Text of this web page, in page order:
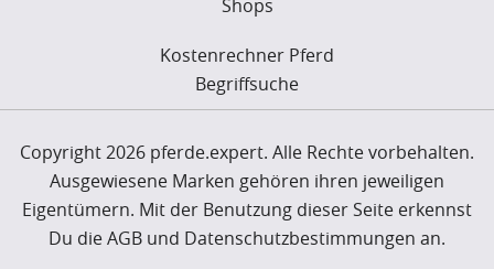
Shops
Kostenrechner Pferd
Begriffsuche
Copyright 2026 pferde.expert. Alle Rechte vorbehalten.
Ausgewiesene Marken gehören ihren jeweiligen
Eigentümern. Mit der Benutzung dieser Seite erkennst
Du die AGB und Datenschutzbestimmungen an.